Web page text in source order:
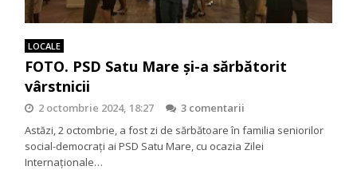
LOCALE
FOTO. PSD Satu Mare şi-a sărbătorit
vârstnicii
2 octombrie 2024, 18:27
3 comentarii
Astăzi, 2 octombrie, a fost zi de sărbătoare în familia seniorilor
social-democrați ai PSD Satu Mare, cu ocazia Zilei
Internaționale…